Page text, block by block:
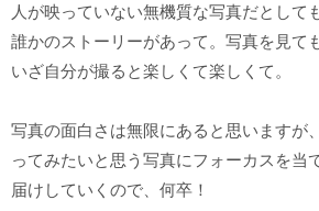
人が映っていない無機質な写真だとして
誰かのストーリーがあって。写真を見て
いざ自分が撮ると楽しくて楽しくて。
写真の面白さは無限にあると思いますが
ってみたいと思う写真にフォーカスを当
届けしていくので、何卒！